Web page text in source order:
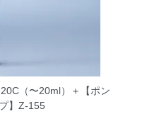
（〜20ml）＋【ポン
】Z-155